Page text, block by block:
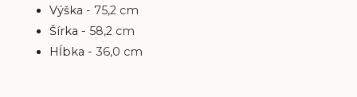
Výška - 75,2 cm
Šírka - 58,2 cm
Hĺbka - 36,0 cm